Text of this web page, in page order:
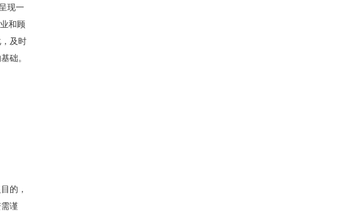
现一
和顾
及时
础。
的，
谨